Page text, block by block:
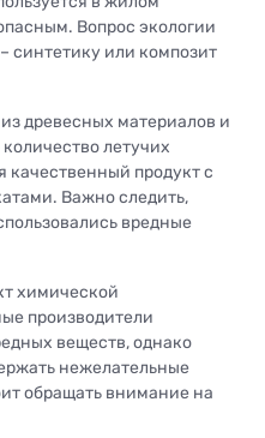
Вопрос экологии
синтетику или композит
древесных материалов и
летучих
качественный продукт с
Важно следить,
вредные
химической
производители
веществ, однако
нежелательные
обращать внимание на